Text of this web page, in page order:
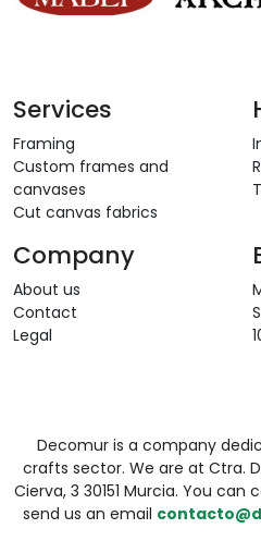
Services
Framing
Custom frames and
canvases
Cut canvas fabrics
Company
About us
Contact
Legal
Decomur is a company
crafts sector. We are at Ctra.
Cierva, 3 30151 Murcia. You can
send us an email